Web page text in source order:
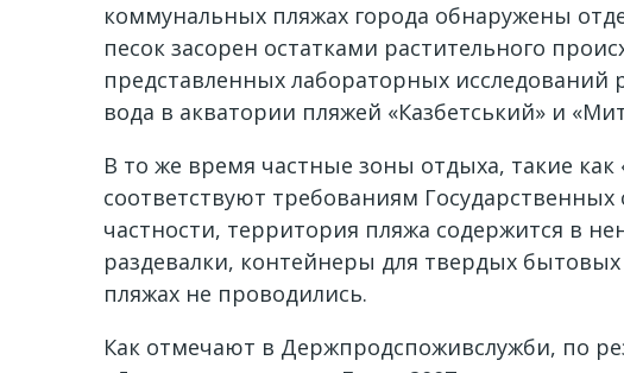
коммунальных пляжах города обнаружены
песок засорен остатками растительного
представленных лабораторных исследований
вода в акватории пляжей «Казбетський» и
В то же время частные зоны отдыха, такие
соответствуют требованиям
частности, территория пляжа содержится в
раздевалки, контейнеры для твердых
пляжах не проводились.
Как отмечают в Держпродспоживслужби, по